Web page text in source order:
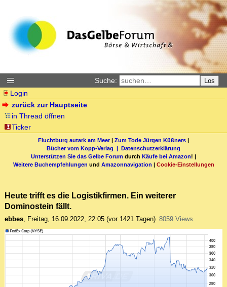
Suche: Los
Login
zurück zur Hauptseite
in Thread öffnen
Ticker
Fluchtburg autark am Meer| Zum Tode Jürgen Küßners |
Bücher vom Kopp-Verlag | Datenschutzerklärung
Unterstützen Sie das Gelbe Forum durch Käufe bei Amazon! |
Weitere Buchempfehlungen und Amazonnavigation | Cookie-Einstellungen
Heute trifft es die Logistikfirmen. Ein weiterer
Dominostein fällt.
ebbes, Freitag, 16.09.2022, 22:05 (vor 1421 Tagen) 8059 Views